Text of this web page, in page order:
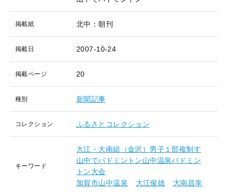
掲載紙 北中：朝刊
掲載日 2007-10-24
掲載ページ 20
種別 新聞記事
コレクション ふるさとコレクション
キーワード
大江・大南組（金沢）男子１部複制す
山中でバドミントン山中温泉バドミン
トン大会
加賀市山中温泉
大江俊雄 大南昌幸